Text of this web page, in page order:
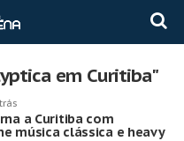
em Curitiba"
a Curitiba com
música clássica e heavy